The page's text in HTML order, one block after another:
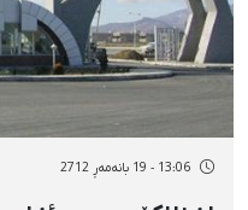
13:06 - 19 بانەمەڕ 2712